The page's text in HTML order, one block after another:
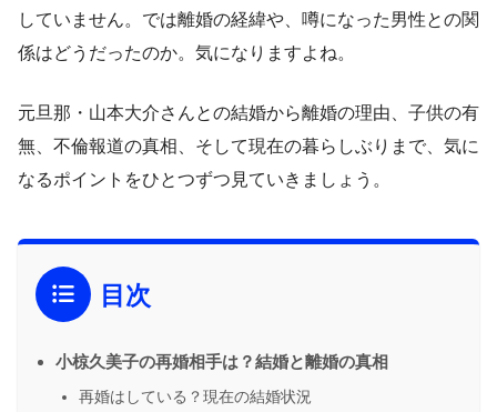
していません。では離婚の経緯や、噂になった男性との関
係はどうだったのか。気になりますよね。
元旦那・山本大介さんとの結婚から離婚の理由、子供の有
無、不倫報道の真相、そして現在の暮らしぶりまで、気に
なるポイントをひとつずつ見ていきましょう。
目次
小椋久美子の再婚相手は？結婚と離婚の真相
再婚はしている？現在の結婚状況